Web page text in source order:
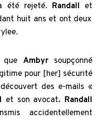
été rejeté. Randall et
huit ans et ont deux
que Ambyr soupçonné
pour [her] sécurité
des e-mails «
et son avocat. Randall
accidentellement